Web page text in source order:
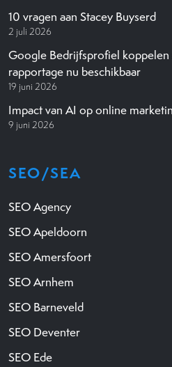
10 vragen aan Stacey Buyserd
2 juli 2026
Google Bedrijfsprofiel koppelen
rapportage nu beschikbaar
19 juni 2026
Impact van AI op online
9 juni 2026
SEO/SEA
SEO Agency
SEO Apeldoorn
SEO Amersfoort
SEO Arnhem
SEO Barneveld
SEO Deventer
SEO Ede